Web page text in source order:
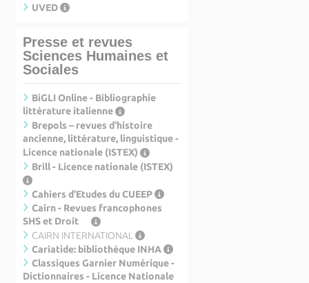
UVED
Presse et revues
Sciences Humaines et
Sociales
BiGLI Online - Bibliographie
littérature italienne
Brepols – revues d'histoire
ancienne, littérature, linguistique -
Licence nationale (ISTEX)
Brill - Licence nationale (ISTEX)
Cahiers d'Etudes du CUEEP
Cairn - Revues francophones
SHS et Droit
CAIRN INTERNATIONAL
Cariatide: bibliothèque INHA
Classiques Garnier Numérique -
Dictionnaires - Licence Nationale